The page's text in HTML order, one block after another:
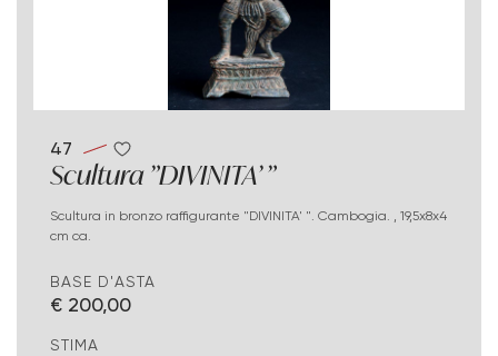
47
Scultura "DIVINITA' "
Scultura in bronzo raffigurante "DIVINITA' ". Cambogia. , 19,5x8x4
cm ca.
BASE D'ASTA
€ 200,00
STIMA